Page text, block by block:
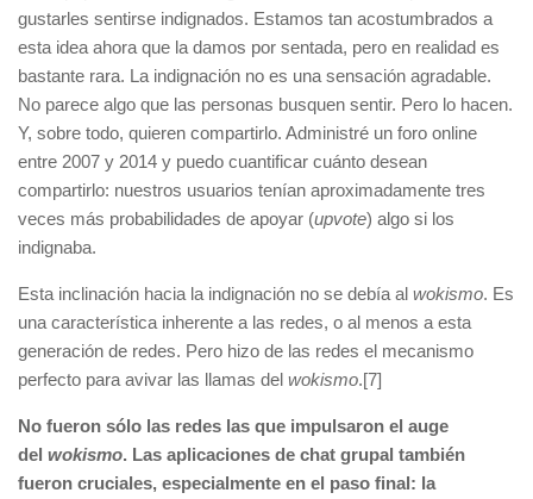
gustarles sentirse indignados. Estamos tan acostumbrados a
esta idea ahora que la damos por sentada, pero en realidad es
bastante rara. La indignación no es una sensación agradable.
No parece algo que las personas busquen sentir. Pero lo hacen.
Y, sobre todo, quieren compartirlo. Administré un foro online
entre 2007 y 2014 y puedo cuantificar cuánto desean
compartirlo: nuestros usuarios tenían aproximadamente tres
veces más probabilidades de apoyar (upvote) algo si los
indignaba.
Esta inclinación hacia la indignación no se debía al wokismo. Es
una característica inherente a las redes, o al menos a esta
generación de redes. Pero hizo de las redes el mecanismo
perfecto para avivar las llamas del wokismo.[7]
No fueron sólo las redes las que impulsaron el auge
del wokismo. Las aplicaciones de chat grupal también
fueron cruciales, especialmente en el paso final: la